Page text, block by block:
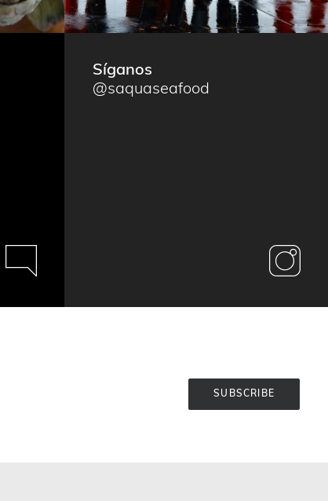
Síganos
@saquaseafood
SUBSCRIBE